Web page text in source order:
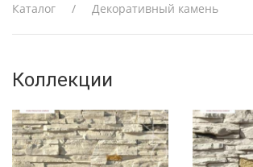
Каталог Декоративный камень
Коллекции